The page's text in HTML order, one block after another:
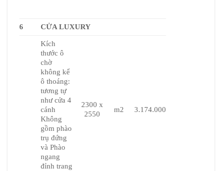
6 CỬA LUXURY
Kích
thước ô
chờ
không kể
ô thoáng:
tương tự
như cửa 4
cánh
Không
gồm phào
trụ đứng
và Phào
ngang
đỉnh trang
2300 x
2550
m2 3.174.000